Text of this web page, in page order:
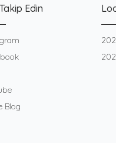
Edin
Blog